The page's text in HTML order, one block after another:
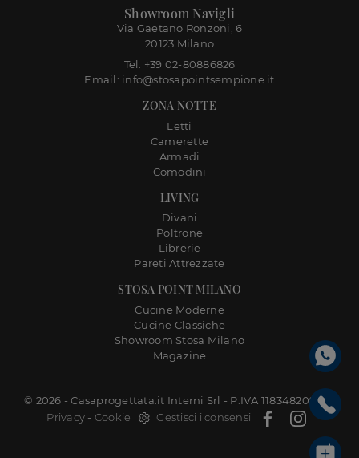
STOSA POINT MILANO
Cucine Moderne
Cucine Classiche
Showroom Stosa Milano
Magazine
LIVING
Divani
Poltrone
Librerie
Pareti Attrezzate
ZONA NOTTE
Letti
Camerette
Armadi
Comodini
Showroom Navigli
Via Gaetano Ronzoni, 6
20123 Milano
Tel: +39 02-80886826
Email: info@stosapointsempione.it
© 2026 - Casaprogettata.it Interni Srl - P.IVA 11834820968 |
Privacy - Cookie Gestisci i consensi